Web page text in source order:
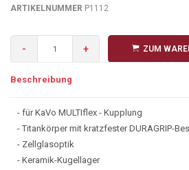
ARTIKELNUMMER P1112
- + ZUM
Beschreibung
- für KaVo MULTIflex - Kupplung
- Titankörper mit kratzfester DURAGRIP-
- Zellglasoptik
- Keramik-Kugellager